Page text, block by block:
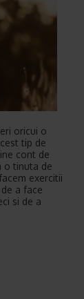
oricui o
tip de
cont de
o tinuta de
exercitii
a face
si de a